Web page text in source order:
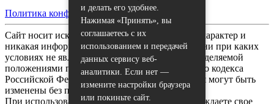
Политика конфиденциальности|Карта сайта
Сайт носит исключительно информационный характер и
никакая информация, опубликованная на нём, ни при каких
условиях не является публичной офертой, определяемой
положениями пункта 2 статьи 437 Гражданского кодекса
Российской Федерации. Все указанные условия могут быть
изменены без предварительного уведомления.
При использовании данного сайта, вы подтверждаете свое
и делать его удобнее.
Нажимая «Принять», вы
соглашаетесь с их
использованием и передачей
данных сервису веб-
аналитики. Если нет —
измените настройки браузера
или покиньте сайт.